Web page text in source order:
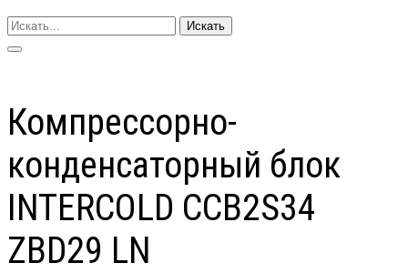
Искать
Компрессорно-
конденсаторный блок
INTERCOLD CCB2S34
ZBD29 LN